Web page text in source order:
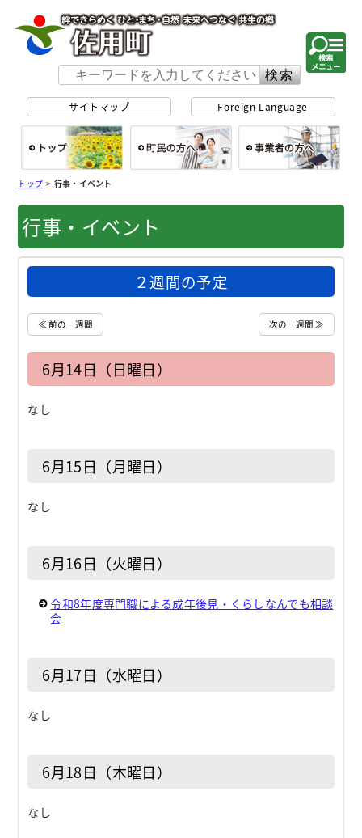
サイトマップ Foreign Language
トップ>行事・イベント
行事・イベント
２週間の予定
≪ 前の一週間 次の一週間 ≫
6月14日（日曜日）
なし
6月15日（月曜日）
なし
6月16日（火曜日）
令和8年度専門職による成年後見・くらしなんでも相談
会
6月17日（水曜日）
なし
6月18日（木曜日）
なし